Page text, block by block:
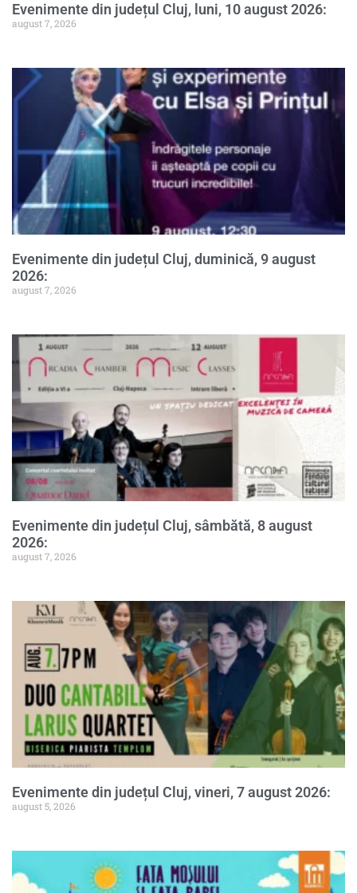
Evenimente din județul Cluj, luni, 10 august 2026:
august 7, 2026
Evenimente din județul Cluj, duminică, 9 august
2026:
august 7, 2026
Evenimente din județul Cluj, sâmbătă, 8 august
2026:
august 7, 2026
Evenimente din județul Cluj, vineri, 7 august 2026:
august 5, 2026